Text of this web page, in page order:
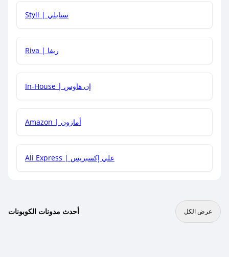
هل يمكنني جمع كود خصم مع العروض الأخرى؟
Styli | ستايلي
Riva | ريفا
In-House | إن هاوس
Amazon | أمازون
Ali Express | علي إكسبريس
أحدث مدونات الكوبونات عرض الكل